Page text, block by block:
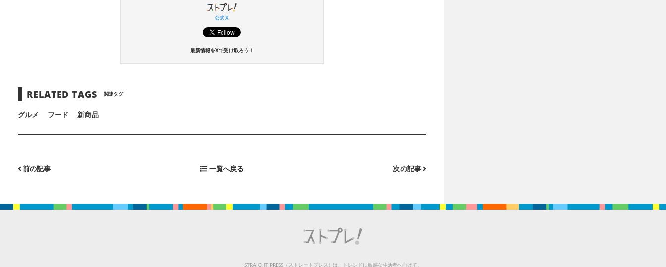
公式 X
最新情報をXで受け取ろう！
RELATED TAGS 関連タグ
グルメ フード 新商品
前の記事 一覧へ戻る 次の記事
STRAIGHT PRESS（ストレートプレス）は、トレンドに敏感な生活者へ向けて、